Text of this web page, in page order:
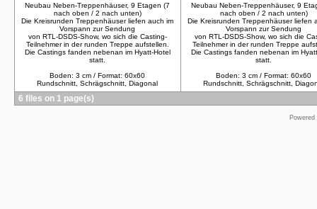
Neubau Neben-Treppenhäuser, 9 Etagen (7
nach oben / 2 nach unten)
Die Kreisrunden Treppenhäuser liefen auch im
Vorspann zur Sendung
von RTL-DSDS-Show, wo sich die Casting-
Teilnehmer in der runden Treppe aufstellen.
Die Castings fanden nebenan im Hyatt-Hotel
statt.
Boden: 3 cm / Format: 60x60
Rundschnitt, Schrägschnitt, Diagonal
Neubau Neben-Treppenhäuser, 9
nach oben / 2 nach unten)
Die Kreisrunden Treppenhäuser liefen
Vorspann zur Sendung
von RTL-DSDS-Show, wo sich die
Teilnehmer in der runden Treppe
Die Castings fanden nebenan im
statt.
Boden: 3 cm / Format: 60x60
Rundschnitt, Schrägschnitt,
6 files on 1 page(s)